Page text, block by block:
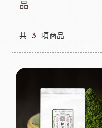
品
共 3 項商品